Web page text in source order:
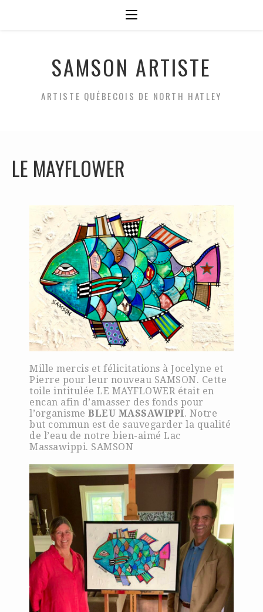
SAMSON ARTISTE
ARTISTE QUÉBECOIS DE NORTH HATLEY
LE MAYFLOWER
Mille mercis et félicitations à Jocelyne et
Pierre pour leur nouveau SAMSON. Cette
toile intitulée LE MAYFLOWER était en
encan afin d’amasser des fonds pour
l’organisme BLEU MASSAWIPPI. Notre
but commun est de sauvegarder la qualité
de l’eau de notre bien-aimé Lac
Massawippi. SAMSON